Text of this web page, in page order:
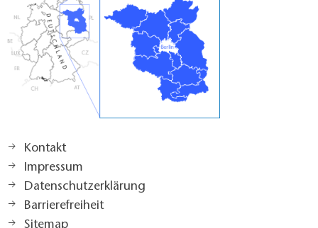
Kontakt
Impressum
Datenschutzerklärung
Barrierefreiheit
Sitemap